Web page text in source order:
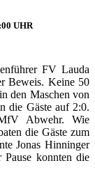
UHR
FV Lauda
Beweis. Keine 50
den Maschen von
die Gäste auf 2:0.
Abwehr. Wie
die Gäste zum
Jonas Hinninger
konnten die